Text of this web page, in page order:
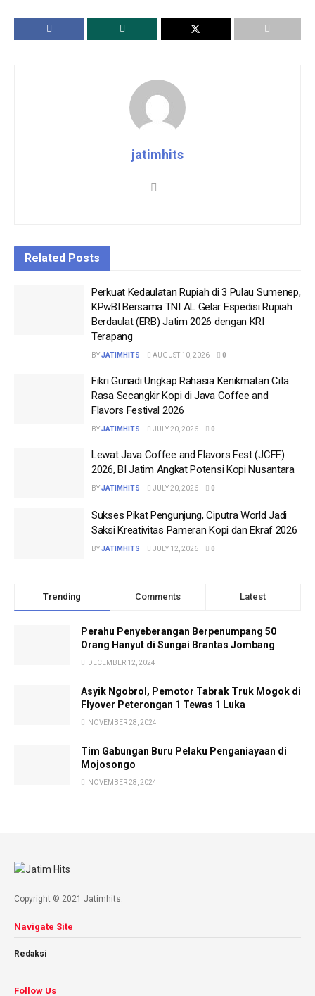
jatimhits
Related Posts
Perkuat Kedaulatan Rupiah di 3 Pulau Sumenep,
KPwBI Bersama TNI AL Gelar Espedisi Rupiah
Berdaulat (ERB) Jatim 2026 dengan KRI
Terapang
BYJATIMHITS AUGUST 10, 2026 0
Fikri Gunadi Ungkap Rahasia Kenikmatan Cita
Rasa Secangkir Kopi di Java Coffee and
Flavors Festival 2026
BYJATIMHITS JULY 20, 2026 0
Lewat Java Coffee and Flavors Fest (JCFF)
2026, BI Jatim Angkat Potensi Kopi Nusantara
BYJATIMHITS JULY 20, 2026 0
Sukses Pikat Pengunjung, Ciputra World Jadi
Saksi Kreativitas Pameran Kopi dan Ekraf 2026
BYJATIMHITS JULY 12, 2026 0
Trending Comments Latest
Perahu Penyeberangan Berpenumpang 50
Orang Hanyut di Sungai Brantas Jombang
DECEMBER 12, 2024
Asyik Ngobrol, Pemotor Tabrak Truk Mogok di
Flyover Peterongan 1 Tewas 1 Luka
NOVEMBER 28, 2024
Tim Gabungan Buru Pelaku Penganiayaan di
Mojosongo
NOVEMBER 28, 2024
Copyright © 2021 Jatimhits.
Navigate Site
Redaksi
Follow Us